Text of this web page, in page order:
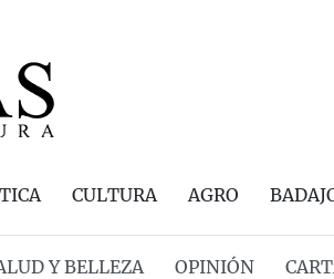
CULTURA AGRO
Y BELLEZA OPINIÓN